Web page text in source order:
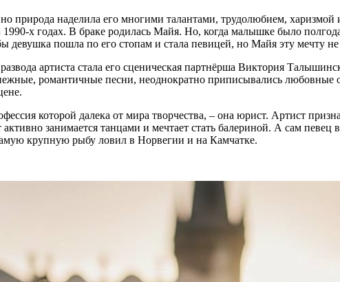
природа наделила его многими талантами, трудолюбием,
х годах. В браке родилась Майя. Но, когда малышке было
девушка пошла по его стопам и стала певицей, но Майя эту мечту не
артиста стала его сценическая партнёрша Виктория
романтичные песни, неоднократно приписывались любовные
которой далека от мира творчества, – она юрист. Артист
занимается танцами и мечтает стать балериной. А сам
крупную рыбу ловил в Норвегии и на Камчатке.